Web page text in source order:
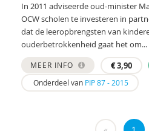
Gert Biesta
Annerieke Boland
Freddy Bonnu
Martine Borgdorff
In 2011 adviseerde oud-minister
OCW scholen te investeren in
dat de leeropbrengsten van
ouderbetrokkenheid gaat het om...
MEER INFO €3,90
Onderdeel van PIP 87 - 2015